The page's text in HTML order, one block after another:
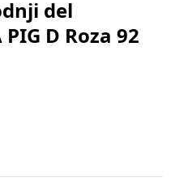
del
PIG D Roza 92